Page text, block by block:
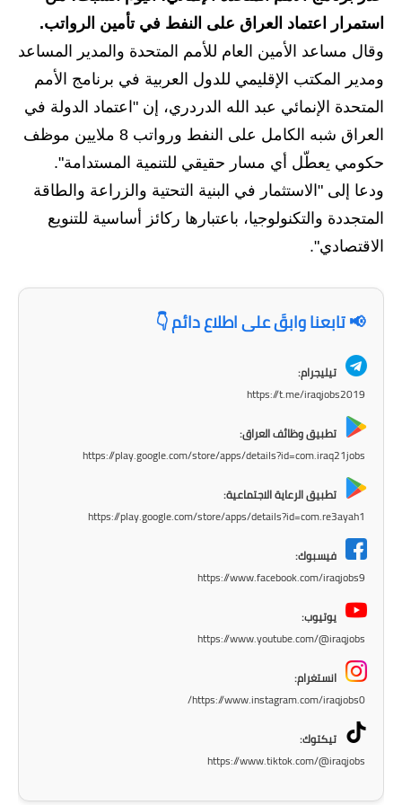
الاخبار الاقتصادية
الاخبار الرياضية
المدارس
اخبار وقرارات وزارة التربية
نتائج الامتحانات
المرحلة الاعدادية
مرشحات
استمرار اعتماد العراق على النفط في تأمين الرواتب.
وقال مساعد الأمين العام للأمم المتحدة والمدير المساعد
ومدير المكتب الإقليمي للدول العربية في برنامج الأمم
المتحدة الإنمائي عبد الله الدردري، إن "اعتماد الدولة في
العراق شبه الكامل على النفط ورواتب 8 ملايين موظف
حكومي يعطّل أي مسار حقيقي للتنمية المستدامة".
ودعا إلى "الاستثمار في البنية التحتية والزراعة والطاقة
المتجددة والتكنولوجيا، باعتبارها ركائز أساسية للتنويع
الاقتصادي".
📢 تابعنا وابقَ على اطلاع دائم 👇
تيليجرام:
https://t.me/iraqjobs2019
تطبيق وظائف العراق:
https://play.google.com/store/apps/details?id=com.iraq21jobs
تطبيق الرعاية الاجتماعية:
https://play.google.com/store/apps/details?id=com.re3ayah1
فيسبوك:
https://www.facebook.com/iraqjobs9
يوتيوب:
https://www.youtube.com/@iraqjobs
انستغرام:
https://www.instagram.com/iraqjobs0/
تيكتوك:
https://www.tiktok.com/@iraqjobs